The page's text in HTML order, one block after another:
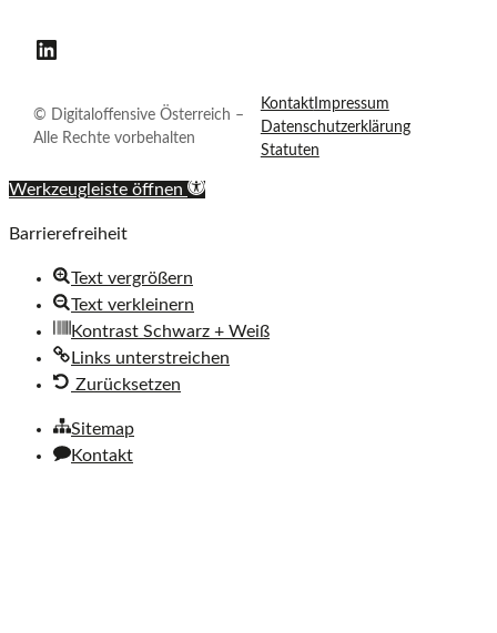
e
s
i
e
s
c
h
Digitaloffensive Österreich auf LinkedIn
© Digitaloffensive Österreich –
Alle Rechte vorbehalten
KontaktImpressum
Datenschutzerklärung
Statuten
Werkzeugleiste öffnen
Barrierefreiheit
Text vergrößern
Text verkleinern
Kontrast Schwarz + Weiß
Links unterstreichen
Zurücksetzen
Sitemap
Kontakt